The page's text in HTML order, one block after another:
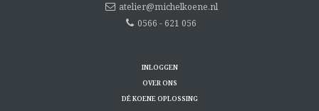
atelier@michelkoene.nl
0566 - 621 056
INLOGGEN
OVER ONS
DÉ KOENE OPLOSSING